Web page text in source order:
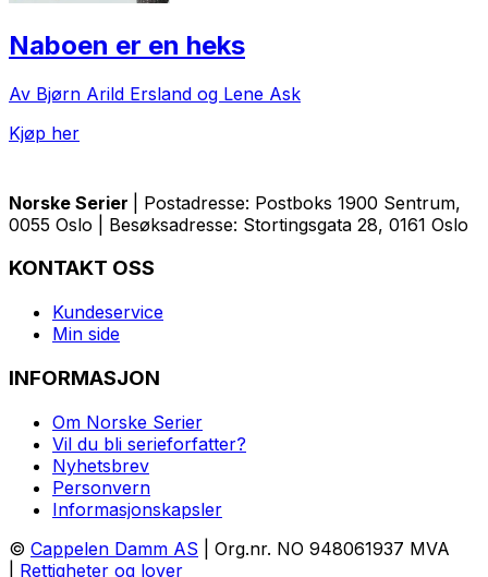
Naboen er en heks
Av Bjørn Arild Ersland og Lene Ask
Kjøp her
Norske Serier
| Postadresse: Postboks 1900 Sentrum,
0055 Oslo | Besøksadresse: Stortingsgata 28, 0161 Oslo
KONTAKT OSS
Kundeservice
Min side
INFORMASJON
Om Norske Serier
Vil du bli serieforfatter?
Nyhetsbrev
Personvern
Informasjonskapsler
© Cappelen Damm AS | Org.nr. NO 948061937 MVA
Rettigheter og lover